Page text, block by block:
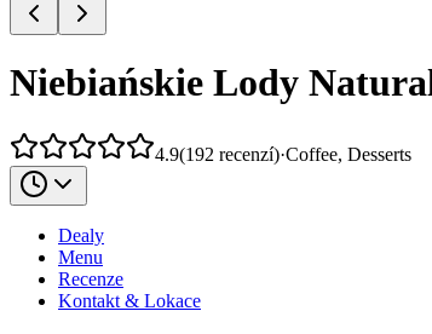
Niebiańskie Lody
4.9(192 recenzí)·Coffee, Desserts
Dealy
Menu
Recenze
Kontakt & Lokace